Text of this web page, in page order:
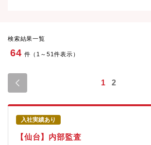
検索結果一覧
64 件（1～51件表示）
1 2
入社実績あり
【仙台】内部監査